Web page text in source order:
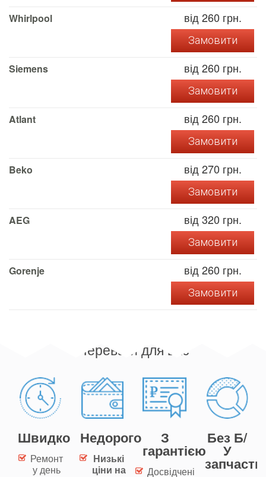
Whirlpool від 260 грн.
Замовити
Siemens від 260 грн.
Замовити
Atlant від 260 грн.
Замовити
Beko від 270 грн.
Замовити
AEG від 320 грн.
Замовити
Gorenje від 260 грн.
Замовити
Переваги для вас
Швидко
Ремонт
у день
Недорого
Низькі
ціни на
З
гарантією
Досвідчені
Без Б/
У